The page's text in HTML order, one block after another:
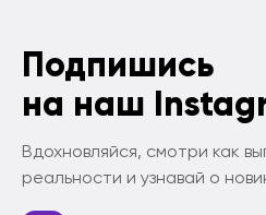
Подпишись
на наш
Вдохновляйся, смотри как
реальности и узнавай о